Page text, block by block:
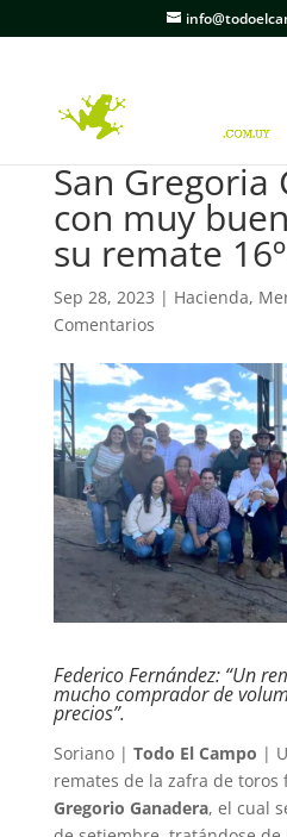
San Gregoria
con muy
su remate
Sep 28, 2023 | Hacienda,
Comentarios
Federico Fernández: “Un
mucho comprador de
precios”.
Soriano | Todo El Campo |
remates de la zafra de toros
Gregorio Ganadera, el cual